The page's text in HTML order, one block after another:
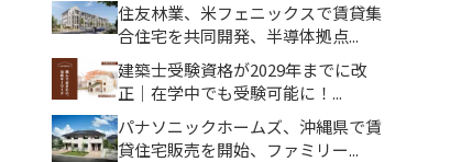
住友林業、米フェニックスで賃貸集
合住宅を共同開発、半導体拠点...
建築士受験資格が2029年までに改
正｜在学中でも受験可能に！...
パナソニックホームズ、沖縄県で賃
貸住宅販売を開始、ファミリー...